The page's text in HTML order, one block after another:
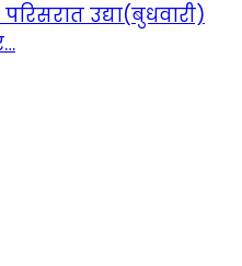
उद्या(बुधवारी)